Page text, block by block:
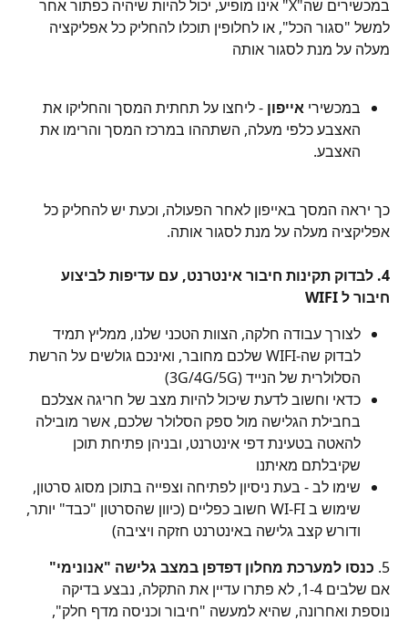
במכשירים שה"X" אינו מופיע, יכול להיות שיהיה כפתור אחר
למשל "סגור הכל", או לחלופין תוכלו להחליק כל אפליקציה
מעלה על מנת לסגור אותה
במכשירי אייפון - ליחצו על תחתית המסך והחליקו את
האצבע כלפי מעלה, השתההו במרכז המסך והרימו את
האצבע.
כך יראה המסך באייפון לאחר הפעולה, וכעת יש להחליק כל
אפליקציה מעלה על מנת לסגור אותה.
4. לבדוק תקינות חיבור אינטרנט, עם עדיפות לביצוע
חיבור ל WIFI
לצורך עבודה חלקה, הצוות הטכני שלנו, ממליץ תמיד
לבדוק שה-WIFI שלכם מחובר, ואינכם גולשים על הרשת
הסלולרית של הנייד (3G/4G/5G)
כדאי וחשוב לדעת שיכול להיות מצב של חריגה אצלכם
בחבילת הגלישה מול ספק הסלולר שלכם, אשר מובילה
להאטה בטעינת דפי אינטרנט, ובניהן פתיחת תוכן
שקיבלתם מאיתנו
שימו לב - בעת ניסיון לפתיחה וצפייה בתוכן מסוג סרטון,
שימוש ב WI-FI חשוב כפליים (כיוון שהסרטון "כבד" יותר,
ודורש קצב גלישה באינטרנט חזקה ויציבה)
5. כנסו למערכת מחלון דפדפן במצב גלישה "אנונימי"
אם שלבים 1-4, לא פתרו עדיין את התקלה, נבצע בדיקה
נוספת ואחרונה, שהיא למעשה "חיבור וכניסה מדף חלק",